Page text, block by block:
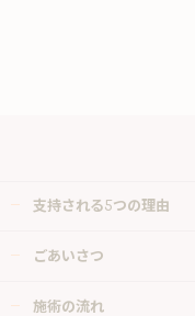
支持される5つの理由
ごあいさつ
施術の流れ